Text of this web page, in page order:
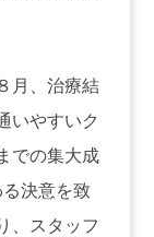
月、治療結
いやすいク
での集大成
決意を致
、スタッフ